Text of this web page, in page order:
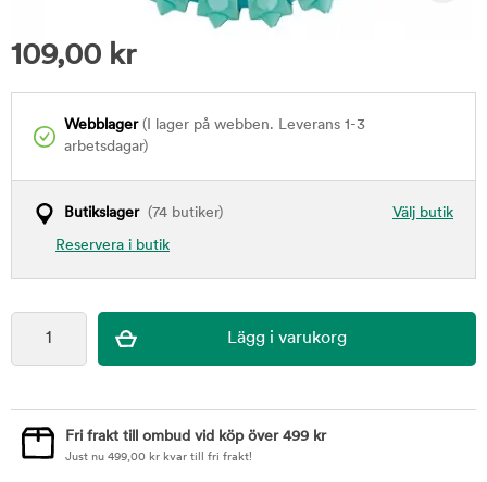
109,00 kr
Webblager(I lager på webben. Leverans 1-3
arbetsdagar)
Välj butik
Butikslager(74 butiker)
Reservera i butik
Fri frakt till ombud vid köp över 499 kr
Just nu 499,00 kr kvar till fri frakt!